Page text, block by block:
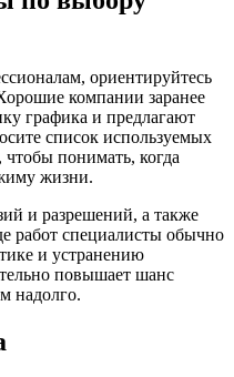
ориентируйтесь
компании заранее
графика и предлагают
список используемых
чтобы понимать, когда
жизни.
и разрешений, а также
работ специалисты обычно
и устранению
повышает шанс
надолго.